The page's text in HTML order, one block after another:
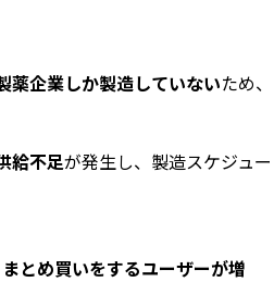
薬企業しか製造していないため、
給不足が発生し、製造スケジュー
まとめ買いをするユーザーが増